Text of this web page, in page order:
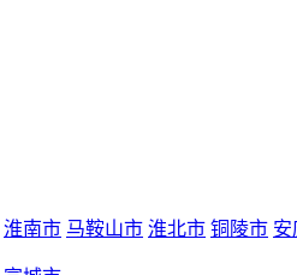
淮南市 马鞍山市 淮北市 铜陵市 安